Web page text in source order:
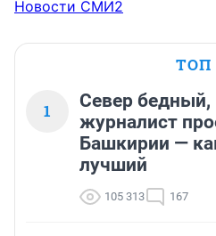
Новости СМИ2
ТОП
1
Север бедный,
журналист
Башкирии —
лучший
105 313 167